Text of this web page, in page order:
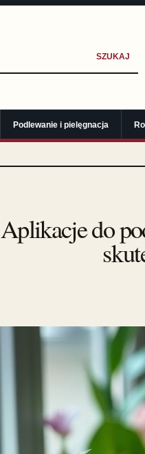
SZUKAJ
Podlewanie i pielęgnacja
Aplikacje do